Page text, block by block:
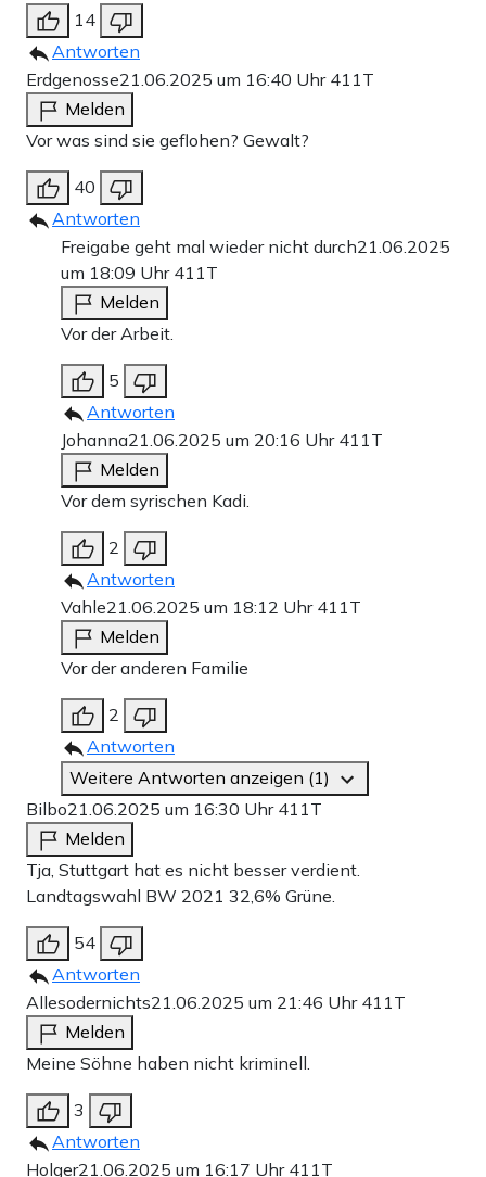
14
Antworten
Erdgenosse21.06.2025 um 16:40 Uhr 411T
Melden
Vor was sind sie geflohen? Gewalt?
40
Antworten
Freigabe geht mal wieder nicht durch21.06.2025
um 18:09 Uhr 411T
Melden
Vor der Arbeit.
5
Antworten
Johanna21.06.2025 um 20:16 Uhr 411T
Melden
Vor dem syrischen Kadi.
2
Antworten
Vahle21.06.2025 um 18:12 Uhr 411T
Melden
Vor der anderen Familie
2
Antworten
Weitere Antworten anzeigen (1)
Bilbo21.06.2025 um 16:30 Uhr 411T
Melden
Tja, Stuttgart hat es nicht besser verdient.
Landtagswahl BW 2021 32,6% Grüne.
54
Antworten
Allesodernichts21.06.2025 um 21:46 Uhr 411T
Melden
Meine Söhne haben nicht kriminell.
3
Antworten
Holger21.06.2025 um 16:17 Uhr 411T